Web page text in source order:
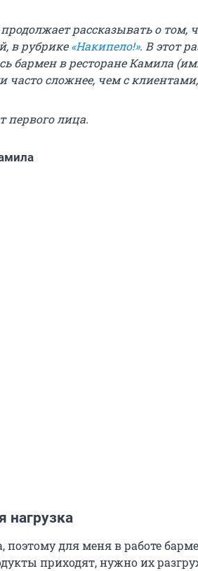
продолжает рассказывать о том,
в рубрике«Накипело!». В этот
бармен в ресторане Камила
часто сложнее, чем с
первого лица.
нагрузка
поэтому для меня в работе
приходят, нужно их